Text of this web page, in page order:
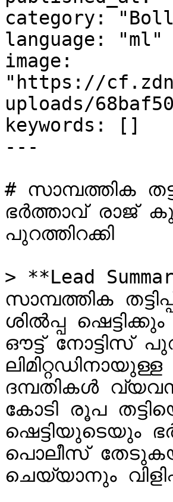
category:
language: "ml"
image:
"https://
uploads/
keywords: []
---
# സാമ്പത്തിക
ഭർത്താവ് രാജ്
പുറത്തിറക്കി
> **Lead
സാമ്പത്തിക
ശിൽപ്പ
ഔട്ട് നോട്ടിസ്
ദമ്പതികൾ
കോടി രൂപ
ഷെട്ടിയുടെയും
പൊലീസ്
ചെയ്യാനും